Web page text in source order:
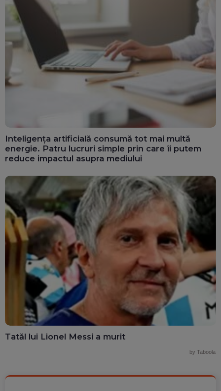
Inteligența artificială consumă tot mai multă
energie. Patru lucruri simple prin care îi putem
reduce impactul asupra mediului
Tatăl lui Lionel Messi a murit
by Taboola